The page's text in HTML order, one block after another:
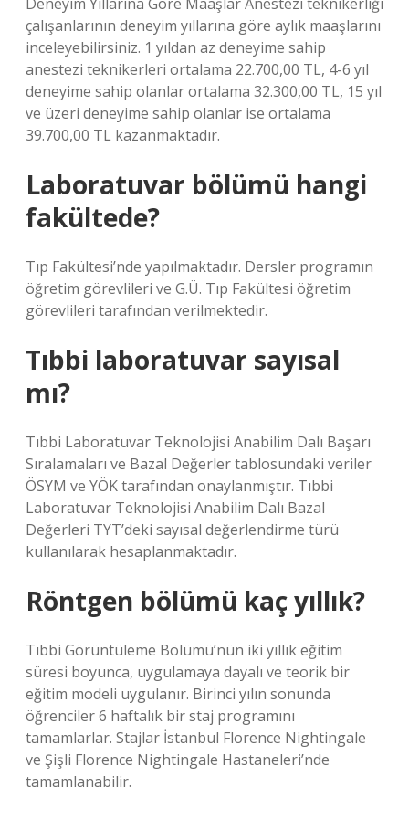
çalışanlarının deneyim yıllarına göre aylık maaşlarını
inceleyebilirsiniz. 1 yıldan az deneyime sahip
anestezi teknikerleri ortalama 22.700,00 TL, 4-6 yıl
deneyime sahip olanlar ortalama 32.300,00 TL, 15 yıl
ve üzeri deneyime sahip olanlar ise ortalama
39.700,00 TL kazanmaktadır.
Laboratuvar bölümü hangi
fakültede?
Tıp Fakültesi’nde yapılmaktadır. Dersler programın
öğretim görevlileri ve G.Ü. Tıp Fakültesi öğretim
görevlileri tarafından verilmektedir.
Tıbbi laboratuvar sayısal
mı?
Tıbbi Laboratuvar Teknolojisi Anabilim Dalı Başarı
Sıralamaları ve Bazal Değerler tablosundaki veriler
ÖSYM ve YÖK tarafından onaylanmıştır. Tıbbi
Laboratuvar Teknolojisi Anabilim Dalı Bazal
Değerleri TYT’deki sayısal değerlendirme türü
kullanılarak hesaplanmaktadır.
Röntgen bölümü kaç yıllık?
Tıbbi Görüntüleme Bölümü’nün iki yıllık eğitim
süresi boyunca, uygulamaya dayalı ve teorik bir
eğitim modeli uygulanır. Birinci yılın sonunda
öğrenciler 6 haftalık bir staj programını
tamamlarlar. Stajlar İstanbul Florence Nightingale
ve Şişli Florence Nightingale Hastaneleri’nde
tamamlanabilir.